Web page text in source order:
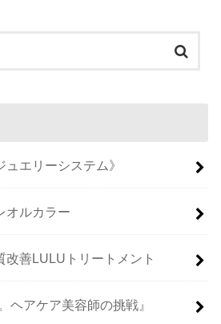
エリーシステム》
オルカラー
改善LULUトリートメント
ヘアケア美容師の挑戦』